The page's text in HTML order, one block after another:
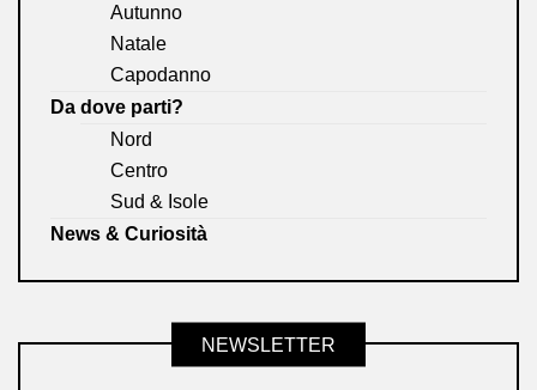
Autunno
Natale
Capodanno
Da dove parti?
Nord
Centro
Sud & Isole
News & Curiosità
NEWSLETTER